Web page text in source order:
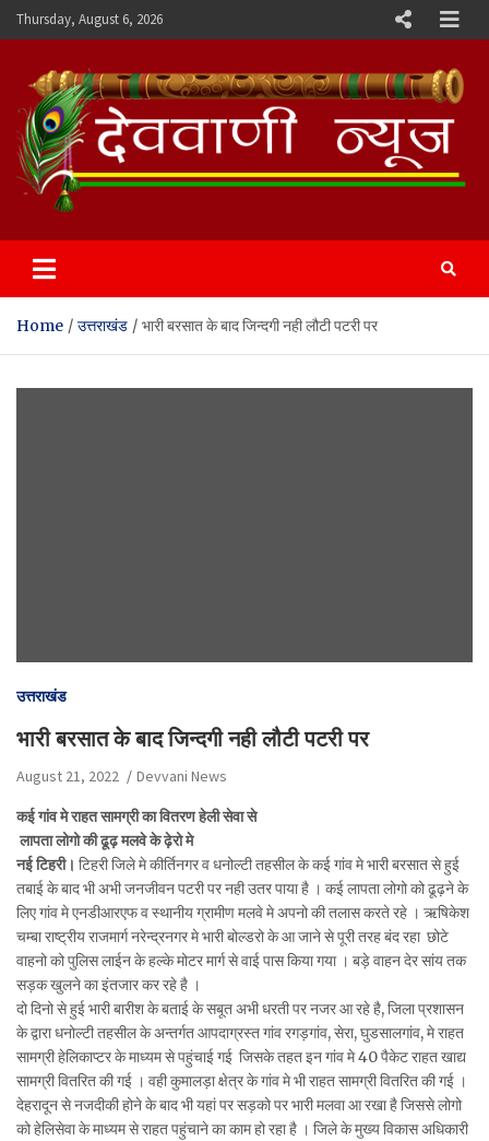
Skip
to
Thursday, August 6, 2026
Devvani News Portal
Home उत्तराखंड भारी बरसात के बाद जिन्दगी नही लौटी पटरी पर
उत्तराखंड
भारी बरसात के बाद जिन्दगी नही लौटी पटरी पर
August 21, 2022 Devvani News
कई गांव मे राहत सामग्री का वितरण हेली सेवा से
लापता लोगो की ढूढ़ मलवे के ढ़ेरो मे
नई टिहरी। टिहरी जिले मे कीर्तिनगर व धनोल्टी तहसील के कई गांव मे भारी बरसात से हुई
तबाई के बाद भी अभी जनजीवन पटरी पर नही उतर पाया है । कई लापता लोगो को ढूढ़ने के
लिए गांव मे एनडीआरएफ व स्थानीय ग्रामीण मलवे मे अपनो की तलास करते रहे । ऋषिकेश
चम्बा राष्ट्रीय राजमार्ग नरेन्द्रनगर मे भारी बोल्डरो के आ जाने से पूरी तरह बंद रहा छोटे
वाहनो को पुलिस लाईन के हल्के मोटर मार्ग से वाई पास किया गया । बड़े वाहन देर सांय तक
सड़क खुलने का इंतजार कर रहे है ।
दो दिनो से हुई भारी बारीश के बताई के सबूत अभी धरती पर नजर आ रहे है, जिला प्रशासन
के द्वारा धनोल्टी तहसील के अन्तर्गत आपदाग्रस्त गांव रगड़गांव, सेरा, घुडसालगांव, मे राहत
सामग्री हेलिकाप्टर के माध्यम से पहुंचाई गई जिसके तहत इन गांव मे 40 पैकेट राहत खाद्य
सामग्री वितरित की गई । वही कुमालड़ा क्षेत्र के गांव मे भी राहत सामग्री वितरित की गई ।
देहरादून से नजदीकी होने के बाद भी यहां पर सड़को पर भारी मलवा आ रखा है जिससे लोगो
को हेलिसेवा के माध्यम से राहत पहुंचाने का काम हो रहा है । जिले के मुख्य विकास अधिकारी